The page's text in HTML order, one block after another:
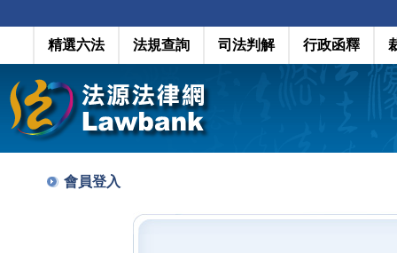
精選六法 法規查詢 司法判解 行政函釋
會員登入